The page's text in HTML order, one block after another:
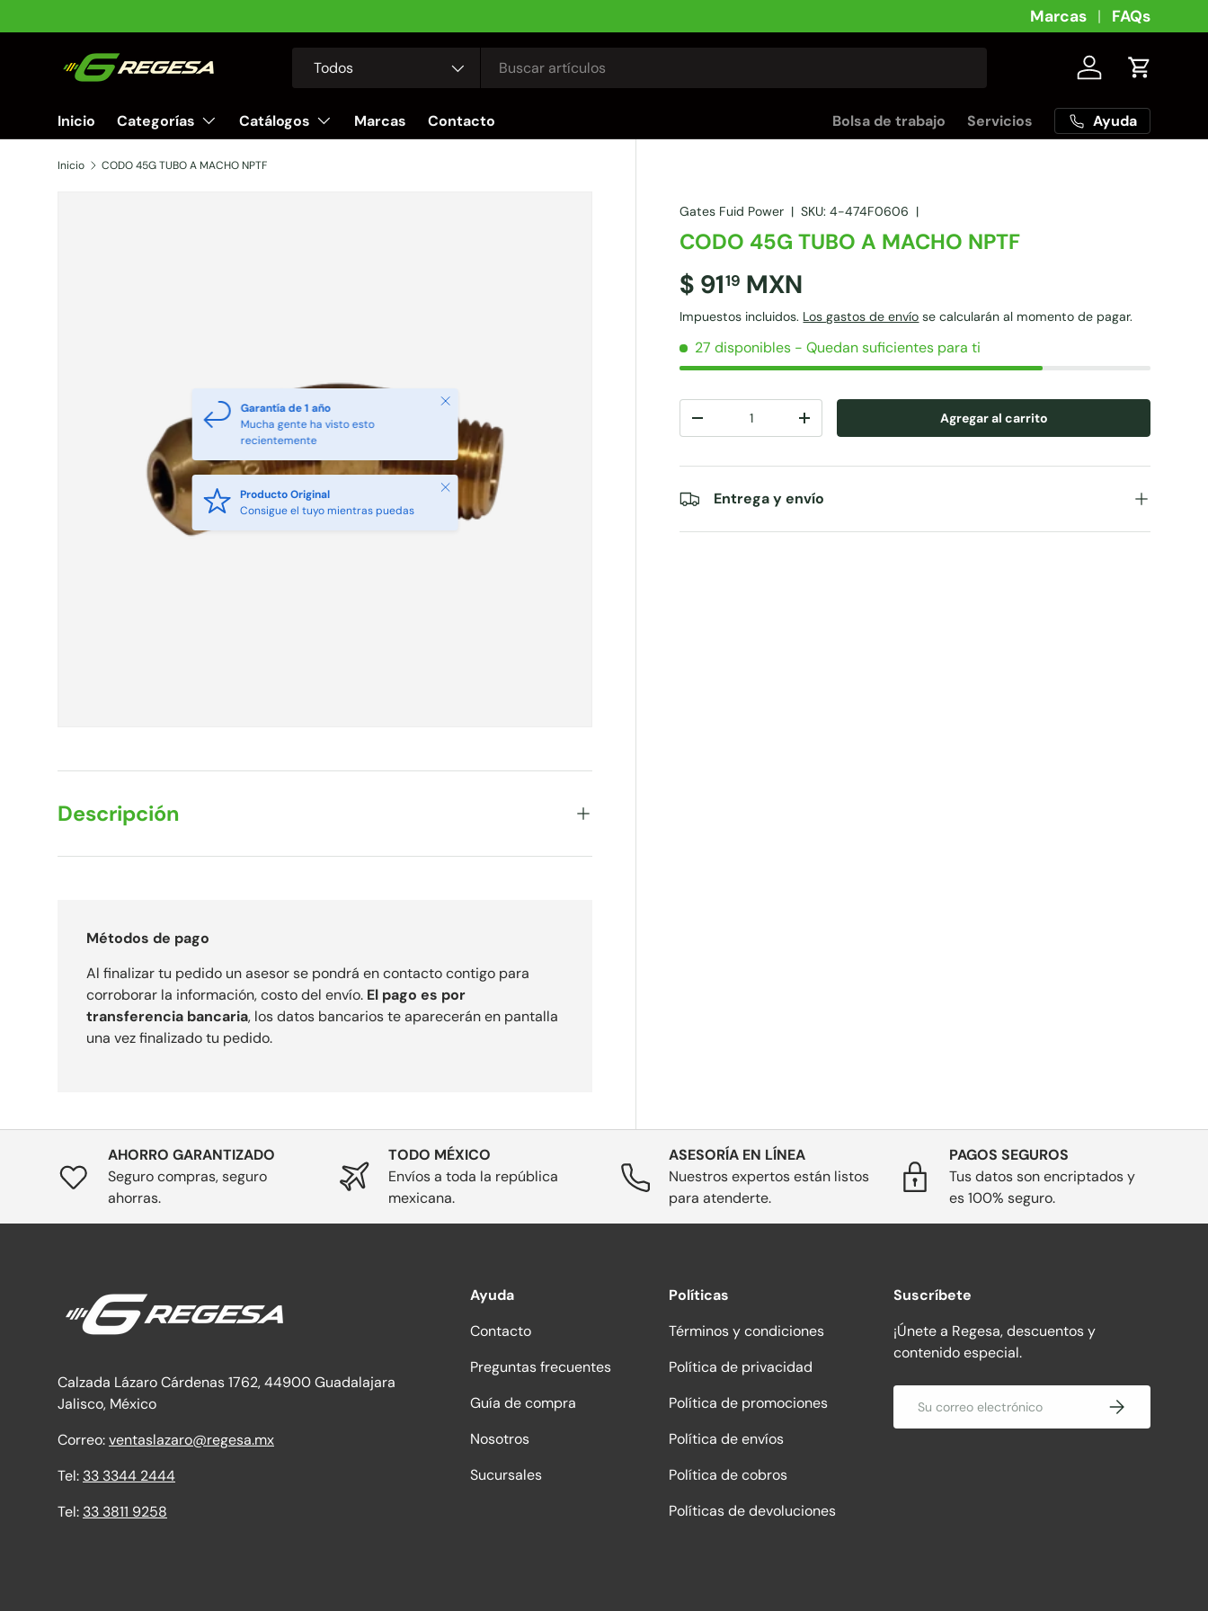
Ir al contenido
Marcas FAQs
Todos Iniciar sesión
Carrito
Inicio Categorías Catálogos Marcas Contacto Bolsa de trabajo Servicios Ayuda
Inicio CODO 45G TUBO A MACHO NPTF
Garantía de 1 año
Mucha gente ha visto esto
recientemente
Cerrar
Producto Original
Consigue el tuyo mientras puedas
Cerrar
Gates Fuid Power |SKU: 4-474F0606 |
CODO 45G TUBO A MACHO NPTF
$ 9119 MXN
Impuestos incluidos. Los gastos de envío se calcularán al momento de pagar.
27 disponibles - Quedan suficientes para ti
-
+ Agregar al carrito
Entrega y envío
Descripción
Métodos de pago
Al finalizar tu pedido un asesor se pondrá en contacto contigo para
corroborar la información, costo del envío. El pago es por
transferencia bancaria, los datos bancarios te aparecerán en pantalla
una vez finalizado tu pedido.
AHORRO GARANTIZADO
Seguro compras, seguro
ahorras.
TODO MÉXICO
Envíos a toda la república
mexicana.
ASESORÍA EN LÍNEA
Nuestros expertos están listos
para atenderte.
PAGOS SEGUROS
Tus datos son encriptados y
es 100% seguro.
Calzada Lázaro Cárdenas 1762, 44900 Guadalajara
Jalisco, México
Correo:ventaslazaro@regesa.mx
Tel: 33 3344 2444
Tel: 33 3811 9258
Ayuda
Contacto
Preguntas frecuentes
Guía de compra
Nosotros
Sucursales
Políticas
Términos y condiciones
Política de privacidad
Política de promociones
Política de envíos
Política de cobros
Políticas de devoluciones
Suscríbete
¡Únete a Regesa, descuentos y
contenido especial.
Suscribirse